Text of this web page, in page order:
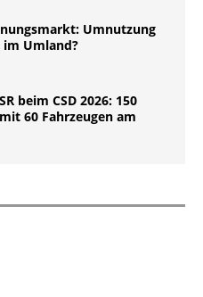
Umnutzung
Umland?
beim CSD 2026: 150
60 Fahrzeugen am